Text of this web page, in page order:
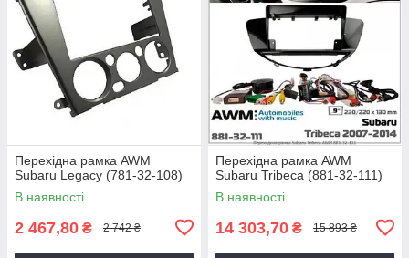
Перехідна рамка AWM
Subaru Legacy (781-32-108)
В наявності
2 467,80 ₴ 2 742 ₴
Перехідна рамка AWM
Subaru Tribeca (881-32-111)
В наявності
14 303,70 ₴ 15 893 ₴